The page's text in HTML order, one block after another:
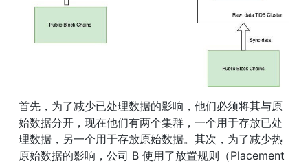
首先，为了减少已处理数据的影响，他们必须将其与原
始数据分开，现在他们有两个集群，一个用于存放已处
理数据，另一个用于存放原始数据。其次，为了减少热
原始数据的影响，公司 B 使用了放置规则（Placement